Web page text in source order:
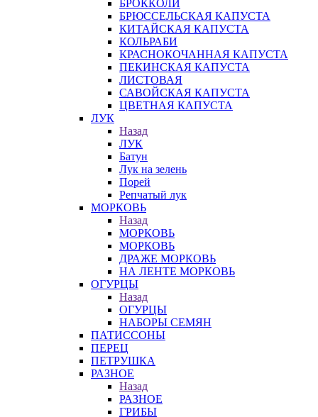
БРОККОЛИ
БРЮССЕЛЬСКАЯ КАПУСТА
КИТАЙСКАЯ КАПУСТА
КОЛЬРАБИ
КРАСНОКОЧАННАЯ КАПУСТА
ПЕКИНСКАЯ КАПУСТА
ЛИСТОВАЯ
САВОЙСКАЯ КАПУСТА
ЦВЕТНАЯ КАПУСТА
ЛУК
Назад
ЛУК
Батун
Лук на зелень
Порей
Репчатый лук
МОРКОВЬ
Назад
МОРКОВЬ
МОРКОВЬ
ДРАЖЕ МОРКОВЬ
НА ЛЕНТЕ МОРКОВЬ
ОГУРЦЫ
Назад
ОГУРЦЫ
НАБОРЫ СЕМЯН
ПАТИССОНЫ
ПЕРЕЦ
ПЕТРУШКА
РАЗНОЕ
Назад
РАЗНОЕ
ГРИБЫ